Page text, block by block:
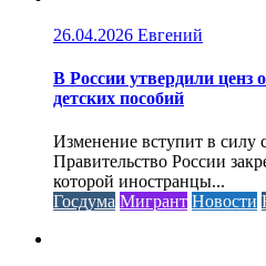
26.04.2026 Евгений
В России утвердили ценз
детских пособий
Изменение вступит в силу
Правительство России
которой иностранцы...
Госдума Мигрант Новости